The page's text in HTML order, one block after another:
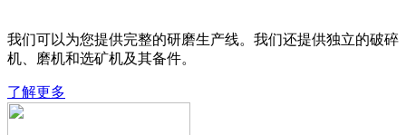
我们可以为您提供完整的研磨生产线。我们还提供独立的破碎
机、磨机和选矿机及其备件。
了解更多